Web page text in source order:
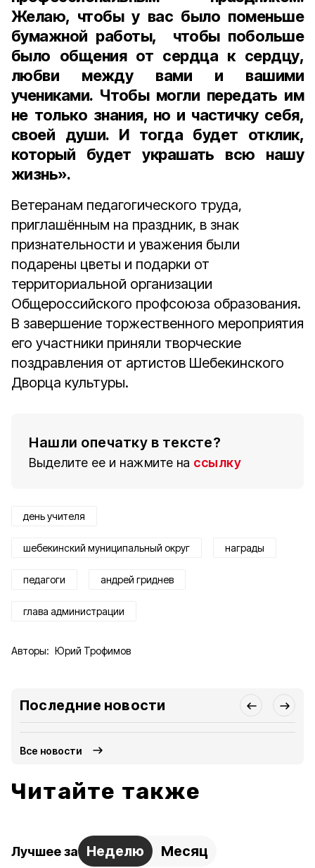
Желаю, чтобы у вас было поменьше
бумажной работы, чтобы побольше
было общения от сердца к сердцу,
любви между вами и вашими
учениками. Чтобы могли передать им
не только знания, но и частичку себя,
своей души. И тогда будет отклик,
который будет украшать всю нашу
жизнь».
Ветеранам педагогического труда,
приглашённым на праздник, в знак
признательности и уважения были
подарены цветы и подарки от
территориальной организации
Общероссийского профсоюза образования.
В завершение торжественного мероприятия
его участники приняли творческие
поздравления от артистов Шебекинского
Дворца культуры.
Нашли опечатку в тексте?
Выделите ее и нажмите на ссылку
день учителя
шебекинский муниципальный округ награды
педагоги андрей гриднев
глава администрации
Авторы: Юрий Трофимов
Последние новости
Все новости
Читайте также
Лучшее за Неделю Месяц